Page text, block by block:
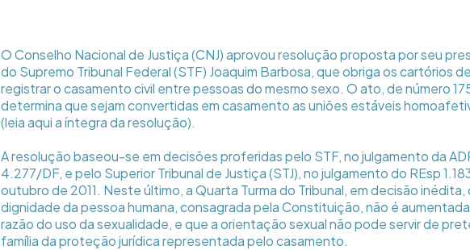
O Conselho Nacional de Justiça (CNJ) aprovou resolução proposta por seu
do Supremo Tribunal Federal (STF) Joaquim Barbosa, que obriga os cartórios
registrar o casamento civil entre pessoas do mesmo sexo. O ato, de número
determina que sejam convertidas em casamento as uniões estáveis
(leia aqui a íntegra da resolução).
A resolução baseou-se em decisões proferidas pelo STF, no julgamento da
4.277/DF, e pelo Superior Tribunal de Justiça (STJ), no julgamento do REsp
outubro de 2011. Neste último, a Quarta Turma do Tribunal, em decisão inédita,
dignidade da pessoa humana, consagrada pela Constituição, não é
razão do uso da sexualidade, e que a orientação sexual não pode servir de
família da proteção jurídica representada pelo casamento.